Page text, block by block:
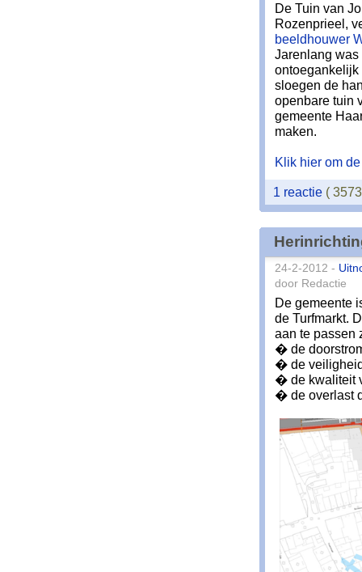
De Tuin van
Rozenprieel,
beeldhouwer
Jarenlang
ontoegankelijk
sloegen de
openbare tuin
gemeente
maken.
Klik hier om
1 reactie (
24-2-2012 -
door Redactie
De gemeente
de Turfmarkt.
aan te passen
� de
� de
� de kwaliteit
� de overlast